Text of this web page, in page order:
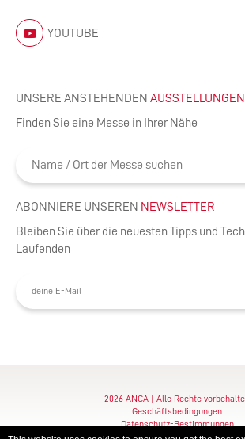
YOUTUBE
UNSERE ANSTEHENDEN AUSSTELLUNGEN
Finden Sie eine Messe in Ihrer Nähe
ABONNIERE UNSEREN NEWSLETTER
Bleiben Sie über die neuesten Tipps und
Laufenden
2026 ANCA | Alle Rechte
Geschäftsbedingungen
Datenschutz-Bestimmungen
Imprint